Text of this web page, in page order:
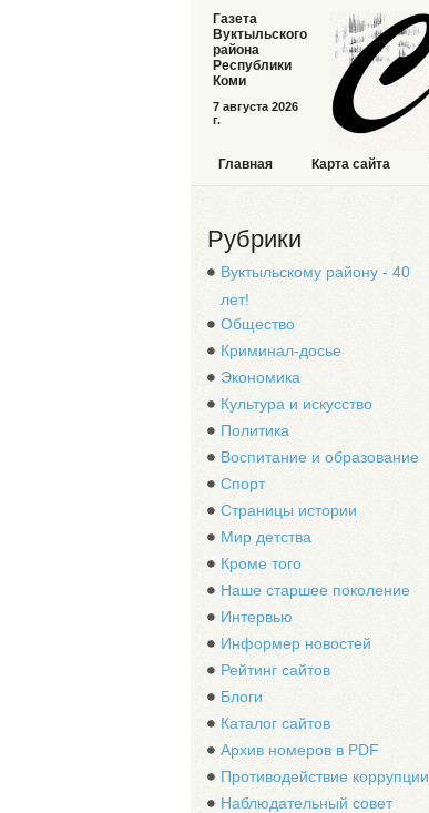
7 августа 2026
г.
Газета
Вуктыльского
района
Республики
Коми
Главная Карта сайта
Рубрики
Вуктыльскому району - 40
лет!
Общество
Криминал-досье
Экономика
Культура и искусство
Политика
Воспитание и образование
Спорт
Страницы истории
Мир детства
Кроме того
Наше старшее поколение
Интервью
Информер новостей
Рейтинг сайтов
Блоги
Каталог сайтов
Архив номеров в PDF
Противодействие коррупции
Наблюдательный совет